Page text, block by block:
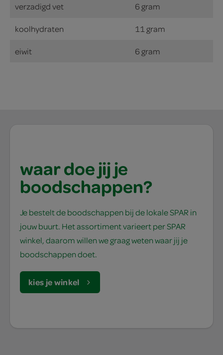
verzadigd vet 6 gram
koolhydraten 11 gram
eiwit 6 gram
waar doe jij je
boodschappen?
Je bestelt de boodschappen bij de lokale SPAR in
jouw buurt. Het assortiment varieert per SPAR
winkel, daarom willen we graag weten waar jij je
boodschappen doet.
kies je winkel